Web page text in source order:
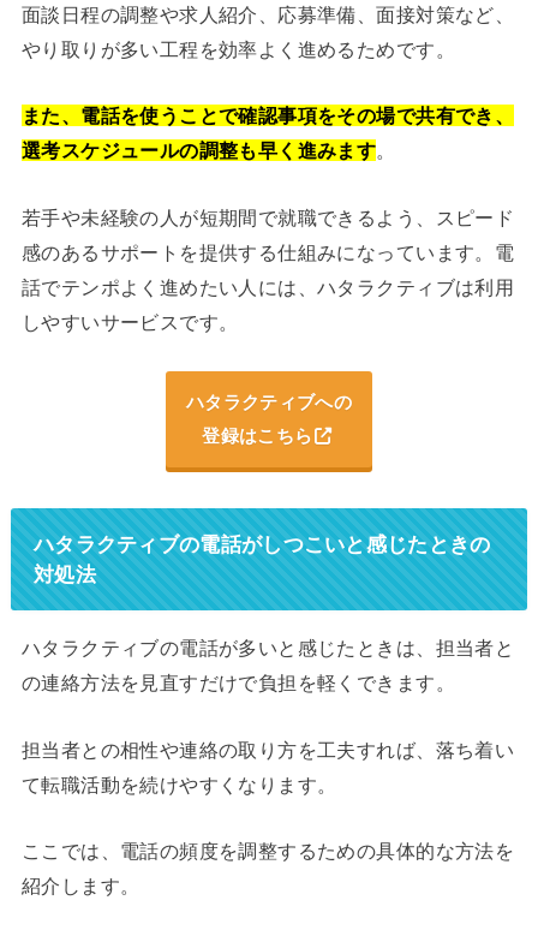
面談日程の調整や求人紹介、応募準備、面接対策など、
やり取りが多い工程を効率よく進めるためです。
また、電話を使うことで確認事項をその場で共有でき、
選考スケジュールの調整も早く進みます。
若手や未経験の人が短期間で就職できるよう、スピード
感のあるサポートを提供する仕組みになっています。電
話でテンポよく進めたい人には、ハタラクティブは利用
しやすいサービスです。
ハタラクティブへの
登録はこちら
ハタラクティブの電話がしつこいと感じたときの
対処法
ハタラクティブの電話が多いと感じたときは、担当者と
の連絡方法を見直すだけで負担を軽くできます。
担当者との相性や連絡の取り方を工夫すれば、落ち着い
て転職活動を続けやすくなります。
ここでは、電話の頻度を調整するための具体的な方法を
紹介します。